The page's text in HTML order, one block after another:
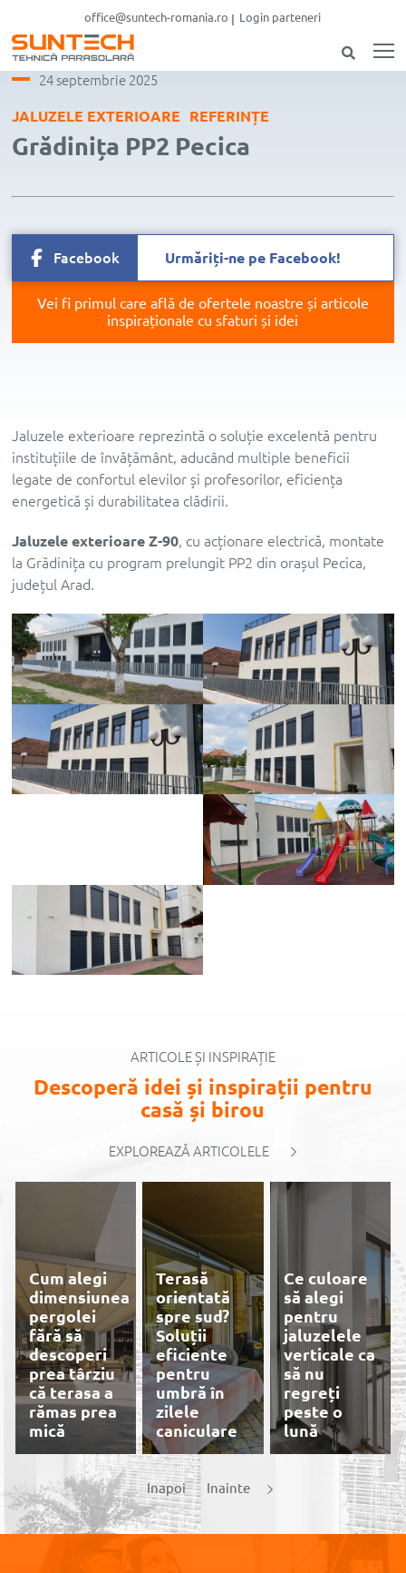
office@suntech-romania.ro Login parteneri
24 septembrie 2025
JALUZELE EXTERIOARE REFERINȚE
Grădinița PP2 Pecica
Facebook Urmăriți-ne pe Facebook!
Vei fi primul care află de ofertele noastre și articole
inspiraționale cu sfaturi și idei
Jaluzele exterioare reprezintă o soluție excelentă pentru
instituțiile de învățământ, aducând multiple beneficii
legate de confortul elevilor și profesorilor, eficiența
energetică și durabilitatea clădirii.
Jaluzele exterioare Z-90, cu acționare electrică, montate
la Grădinița cu program prelungit PP2 din orașul Pecica,
județul Arad.
ARTICOLE ȘI INSPIRAȚIE
Descoperă idei și inspirații pentru
casă și birou
EXPLOREAZĂ ARTICOLELE
Cum alegi
dimensiunea
pergolei
fără să
descoperi
prea târziu
că terasa a
rămas prea
mică
Terasă
orientată
spre sud?
Soluții
eficiente
pentru
umbră în
zilele
caniculare
Ce culoare
să alegi
pentru
jaluzelele
verticale ca
să nu
regreți
peste o
lună
reduse,
profitați
acum de
Inapoi Inainte